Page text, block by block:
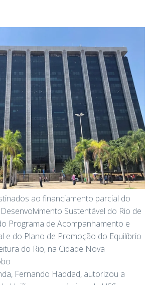
ao financiamento parcial do
Sustentável do Rio de
Programa de Acompanhamento e
e do Plano de Promoção do Equilíbrio
do Rio, na Cidade Nova
Fernando Haddad, autorizou a